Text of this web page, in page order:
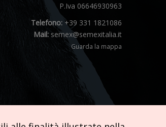
P.Iva 06646930963
Telefono:+39 331 1821086
Mail: semex@semexitalia.it
Guarda la mappa